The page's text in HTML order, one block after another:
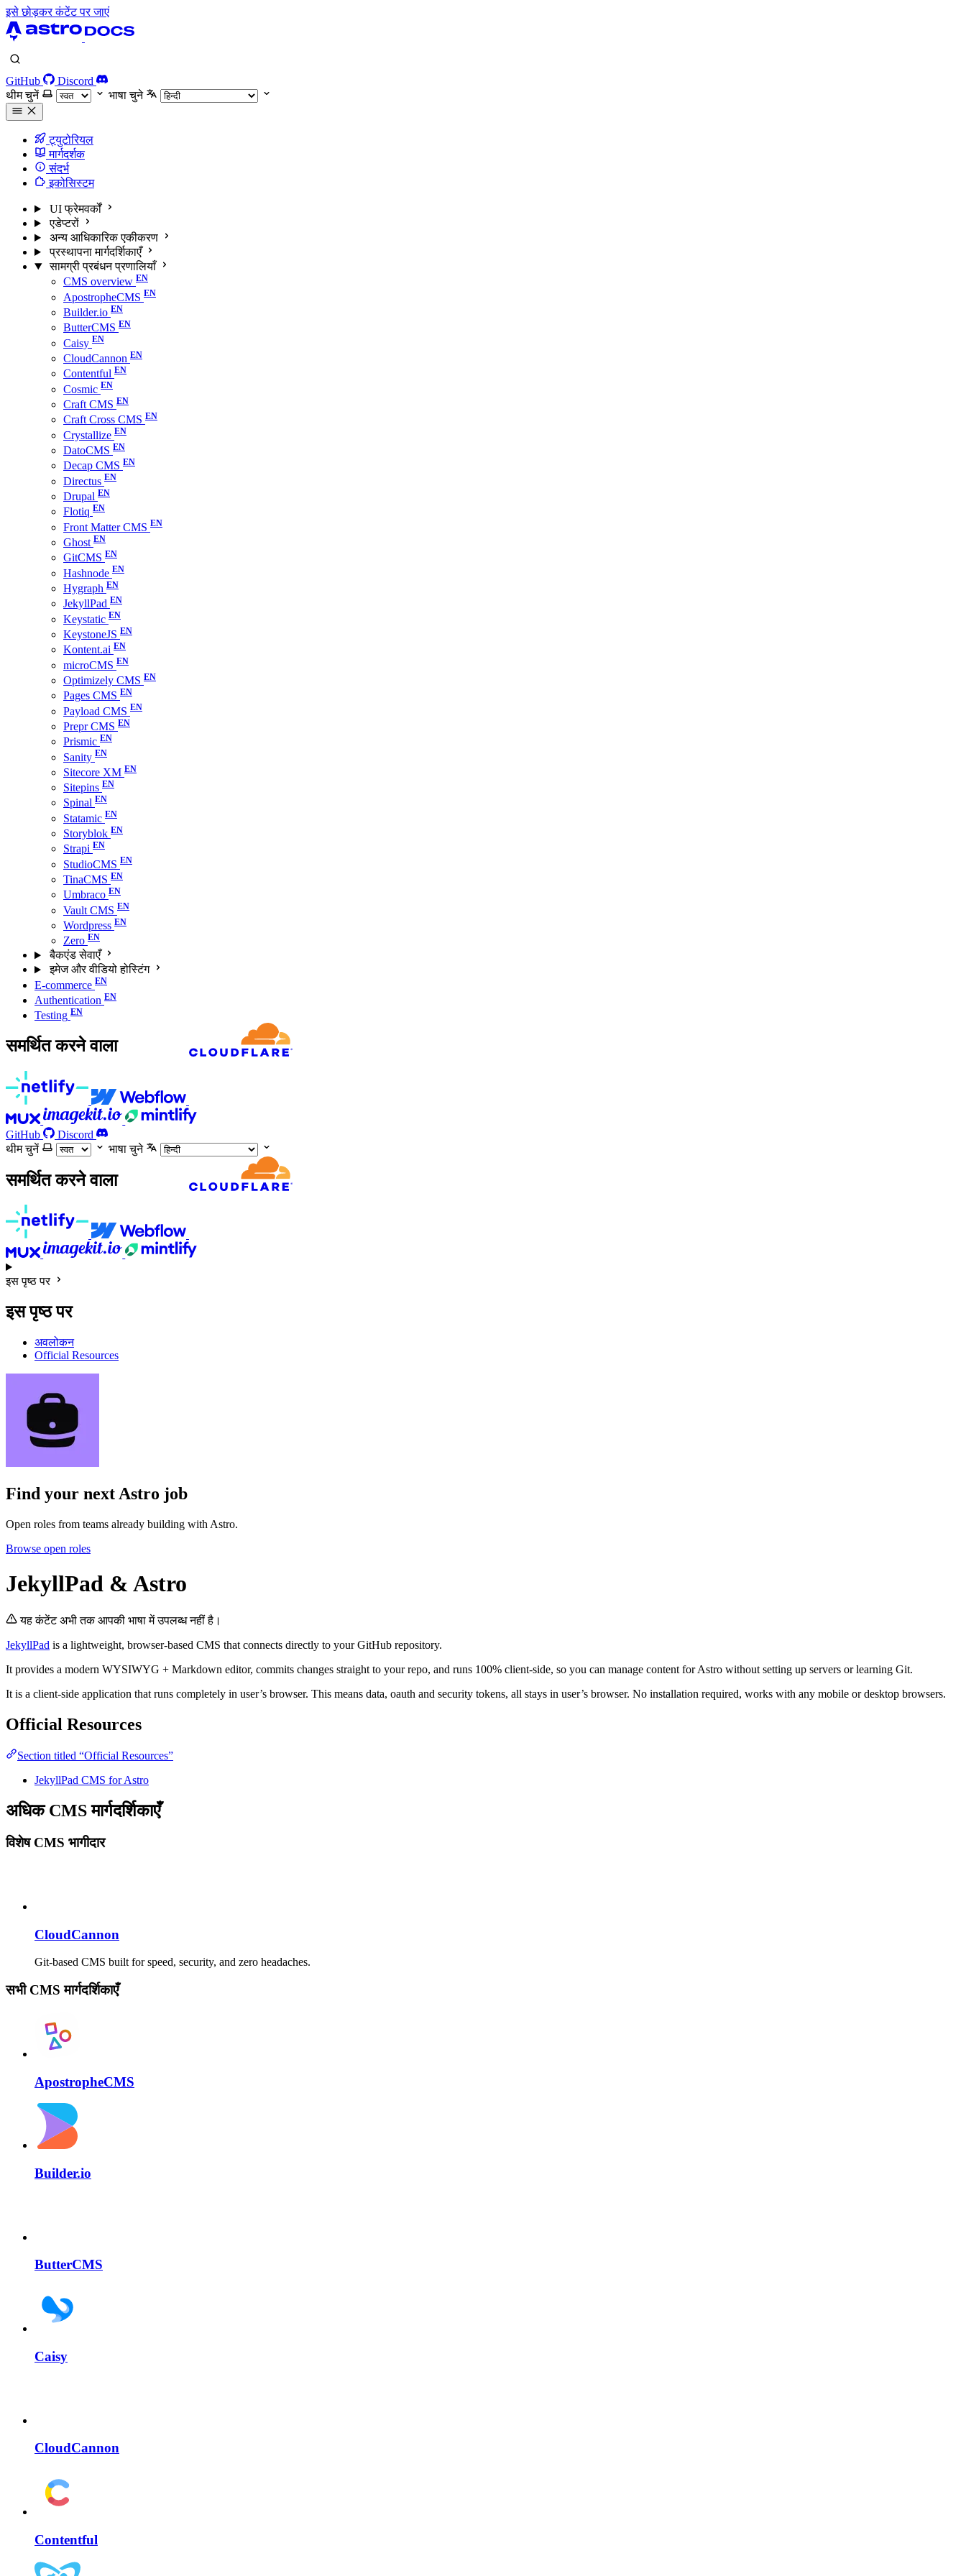
इसे छोड़कर कंटेंट पर जाएं
GitHub
Discord
थीम चुनें
भाषा चुने
ट्युटोरियल
मार्गदर्शक
संदर्भ
इकोसिस्टम
UI फ्रेमवर्कों
एडेप्टरों
अन्य आधिकारिक एकीकरण
प्रस्थापना मार्गदर्शिकाएँ
सामग्री प्रबंधन प्रणालियाँ
CMS overview
ApostropheCMS
Builder.io
ButterCMS
Caisy
CloudCannon
Contentful
Cosmic
Craft CMS
Craft Cross CMS
Crystallize
DatoCMS
Decap CMS
Directus
Drupal
Flotiq
Front Matter CMS
Ghost
GitCMS
Hashnode
Hygraph
JekyllPad
Keystatic
KeystoneJS
Kontent.ai
microCMS
Optimizely CMS
Pages CMS
Payload CMS
Prepr CMS
Prismic
Sanity
Sitecore XM
Sitepins
Spinal
Statamic
Storyblok
Strapi
StudioCMS
TinaCMS
Umbraco
Vault CMS
Wordpress
Zero
बैकएंड सेवाएँ
इमेज और वीडियो होस्टिंग
E-commerce
Authentication
Testing
समर्थित करने वाला
GitHub
Discord
थीम चुनें
भाषा चुने
समर्थित करने वाला
इस पृष्ठ पर
इस पृष्ठ पर
अवलोकन
Official Resources
Find your next Astro job
Open roles from teams already building with Astro.
Browse open roles
JekyllPad & Astro
यह कंटेंट अभी तक आपकी भाषा में उपलब्ध नहीं है।
JekyllPad is a lightweight, browser-based CMS that connects directly to your GitHub repository.
It provides a modern WYSIWYG + Markdown editor, commits changes straight to your repo, and runs 100% client‑side, so you can manage content for Astro without setting up servers or learning Git.
It is a client-side application that runs completely in user’s browser. This means data, oauth and security tokens, all stays in user’s browser. No installation required, works with any mobile or desktop browsers.
Official Resources
Section titled “Official Resources”
JekyllPad CMS for Astro
अधिक CMS मार्गदर्शिकाएँ
विशेष CMS भागीदार
CloudCannon
Git-based CMS built for speed, security, and zero headaches.
सभी CMS मार्गदर्शिकाएँ
ApostropheCMS
Builder.io
ButterCMS
Caisy
CloudCannon
Contentful